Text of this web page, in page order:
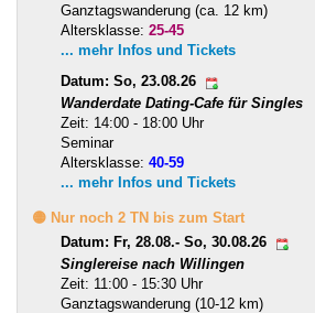
Ganztagswanderung (ca. 12 km)
Altersklasse: 25-45
... mehr Infos und Tickets
Datum: So, 23.08.26
Wanderdate Dating-Cafe für Singles
Zeit: 14:00 - 18:00 Uhr
Seminar
Altersklasse: 40-59
... mehr Infos und Tickets
🟡 Nur noch 2 TN bis zum Start
Datum: Fr, 28.08.- So, 30.08.26
Singlereise nach Willingen
Zeit: 11:00 - 15:30 Uhr
Ganztagswanderung (10-12 km)